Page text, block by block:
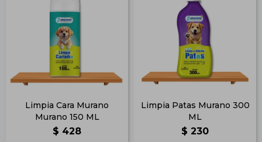
Limpia Cara Murano
Murano 150 ML
$ 428
Limpia Patas Murano 300
ML
$ 230